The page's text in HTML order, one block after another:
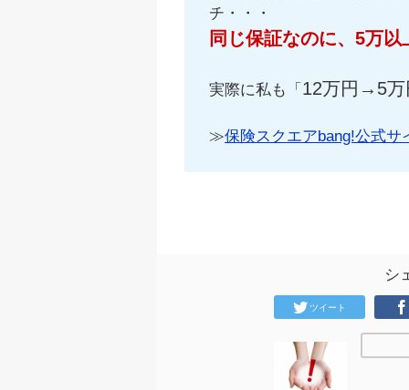
チ・・・
同じ保証なのに、5万
実際に私も「 12万円→5万
≫保険スクエアbang!公式サ
シ
ツイート